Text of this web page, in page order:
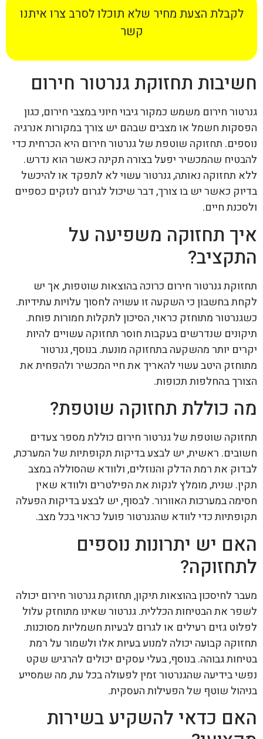
לקבלת הצעת מחיר שלא תוכלו לסרב צרו איתנו
קשר
חשיבות תחזוקת גנרטור חירום
גנרטור חירום משמש כמקור גיבוי חיוני במצבי חירום, כגון
הפסקות חשמל או מצבים שבהם יש צורך במקורות אנרגיה
נוספים. תחזוקה שוטפת של גנרטור חירום היא הכרחית כדי
להבטיח שהמכשיר יפעל בצורה תקינה כאשר הוא נדרש.
ללא תחזוקה נאותה, גנרטור עשוי לא לתפקד או להיכשל
בדיוק כאשר יש בו צורך, דבר שיכול לגרום לנזקים כספיים
ולסכנת חיים.
איך תחזוקה משפיעה על
התקציב?
תחזוקת גנרטור חירום כרוכה בהוצאות שוטפות, אך יש
לקחת בחשבון כי השקעה זו עשויה לחסוך עלויות עתידיות.
כשגנרטור מתוחזק כראוי, הסיכון לתקלות חמורות פוחת.
תיקונים שנדרשים בעקבות חוסר תחזוקה עשויים להיות
יקרים יותר מהשקעה בתחזוקה מונעת. בנוסף, גנרטור
מתוחזק היטב עשוי להאריך את חיי המכשיר ולהפחית את
הצורך בהחלפות תכופות.
מה כוללת תחזוקה שוטפת?
תחזוקה שוטפת של גנרטור חירום כוללת מספר צעדים
חשובים. ראשית, יש לבצע בדיקות תקופתיות של המערכת,
לבדוק את רמת הדלק והנוזלים, ולוודא שהסוללה במצב
תקין. שנית, מומלץ לנקות את הפילטרים ולוודא שאין
חסימה במערכות האוורור. לבסוף, יש לבצע בדיקות הפעלה
תקופתיות כדי לוודא שהגנרטור פועל כראוי בכל מצב.
האם יש יתרונות נוספים
לתחזוקה?
מעבר לחיסכון בהוצאות תיקון, תחזוקת גנרטור חירום יכולה
לשפר את הבטיחות הכללית. גנרטור שאינו מתוחזק עלול
לפלוט גזים רעילים או לגרום לבעיות חשמליות מסוכנות.
תחזוקה קבועה יכולה למנוע בעיות אלו ולשמור על רמת
בטיחות גבוהה. בנוסף, בעלי עסקים יכולים להרגיש שקט
נפשי בידיעה שהגנרטור זמין לפעולה בכל עת, מה שמסייע
בניהול שוטף של הפעילות העסקית.
האם כדאי להשקיע בשירות